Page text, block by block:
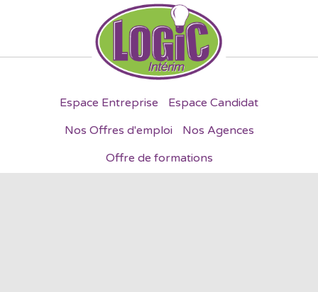
Espace Entreprise
Espace Candidat
Nos Offres d'emploi
Nos Agences
Offre de formations